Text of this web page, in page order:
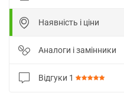
Наявність і ціни
Аналоги і замінники
Відгуки 1